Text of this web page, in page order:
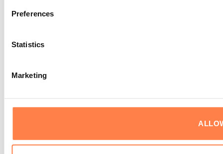
Preferences
Statistics
Marketing